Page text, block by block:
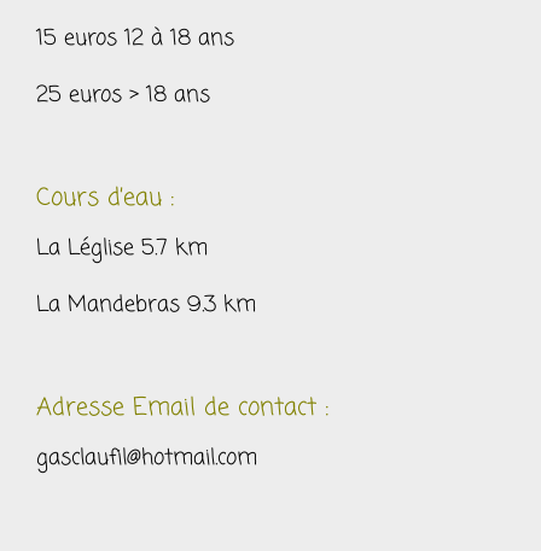
15 euros 12 à 18 ans
25 euros > 18 ans
Cours d’eau :
La Léglise 5.7 km
La Mandebras 9.3 km
Adresse Email de contact :
gasclaufil@hotmail.com